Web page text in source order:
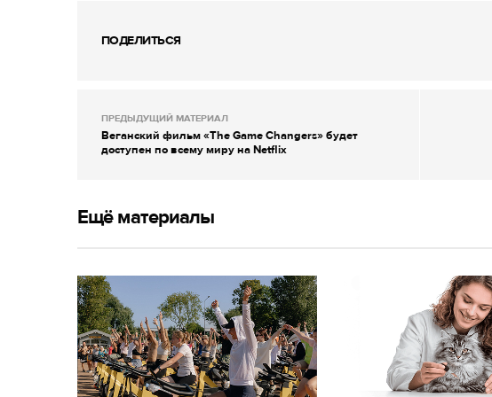
ПОДЕЛИТЬСЯ
ПРЕДЫДУЩИЙ МАТЕРИАЛ
Веганский фильм «The Game Changers» будет
доступен по всему миру на Netflix
Ещё материалы